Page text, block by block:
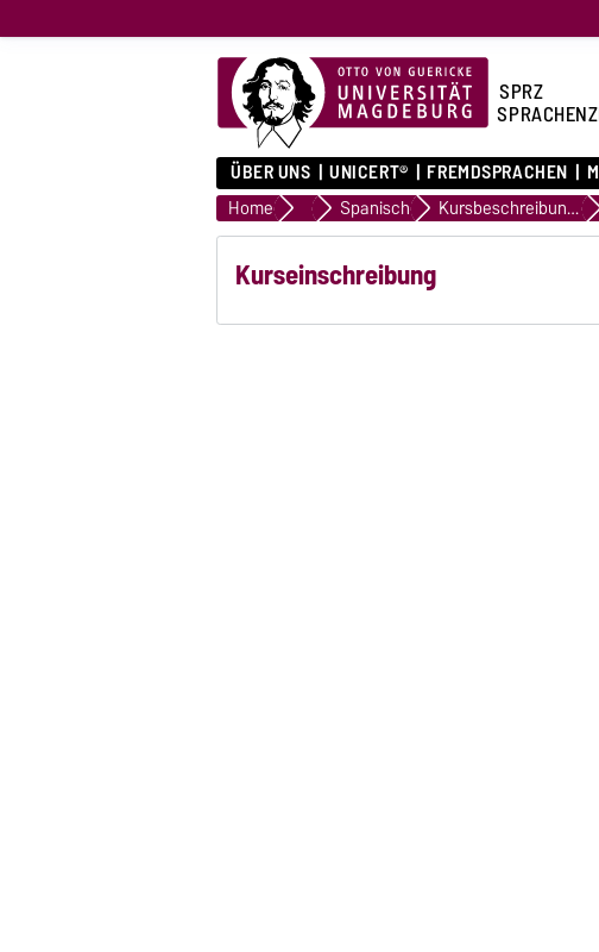
SPRZ
ÜBER UNS UNICERT® FREMDSPRACHEN
Home Fremdsprachen
Spanisch Kursbeschreibungen
Kurseinschreibung